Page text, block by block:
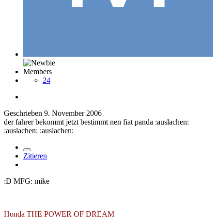
Members
24
Geschrieben 9. November 2006
der fahrer bekommt jetzt bestimmt nen fiat panda :auslachen:
:auslachen: :auslachen:
Zitieren
:D MFG: mike
Honda THE POWER OF DREAM